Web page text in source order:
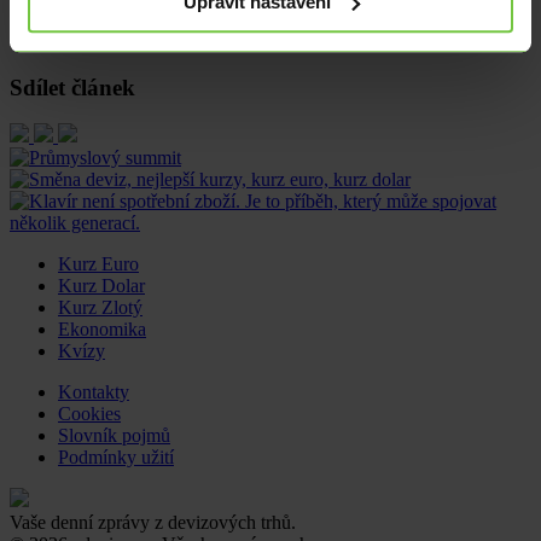
žádostí o podporu v nezaměstnanosti. Pozornost bude mít taktéž
zveřejnění revize odhadu růstu HDP za minulé čtvrtletí.
Sdílet článek
Kurz Euro
Kurz Dolar
Kurz Zlotý
Ekonomika
Kvízy
Kontakty
Cookies
Slovník pojmů
Podmínky užití
Vaše denní zprávy z devizových trhů.